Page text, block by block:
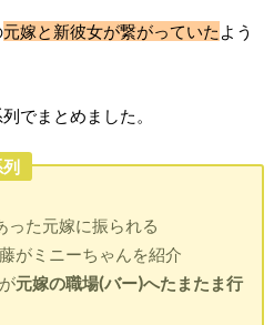
元嫁と新彼女が繋がっていた よう
でまとめました。
列
た元嫁に振られる
がミニーちゃんを紹介
元嫁の職場(バー)へたまたま行